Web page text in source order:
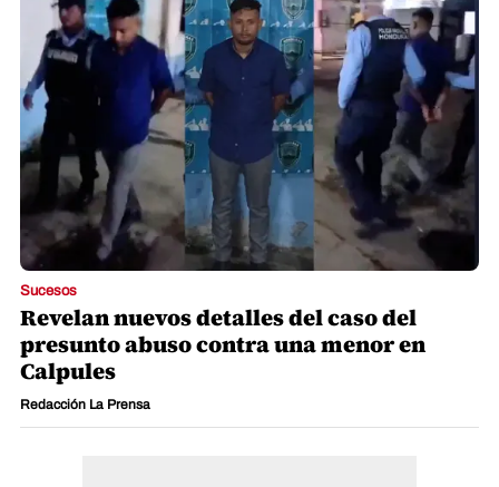
Sucesos
Revelan nuevos detalles del caso del
presunto abuso contra una menor en
Calpules
Redacción La Prensa